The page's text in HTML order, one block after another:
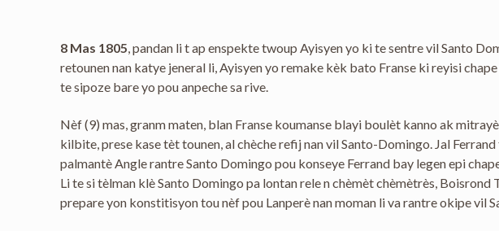
8 Mas 1805, pandan li t ap enspekte twoup Ayisyen yo ki te sentre vil Santo
retounen nan katye jeneral li, Ayisyen yo remake kèk bato Franse ki reyisi
te sipoze bare yo pou anpeche sa rive.
Nèf (9) mas, granm maten, blan Franse koumanse blayi boulèt kanno ak
kilbite, prese kase tèt tounen, al chèche refij nan vil Santo-Domingo. Jal
palmantè Angle rantre Santo Domingo pou konseye Ferrand bay legen epi
Li te si tèlman klè Santo Domingo pa lontan rele n chèmèt chèmètrès,
prepare yon konstitisyon tou nèf pou Lanperè nan moman li va rantre okipe vil